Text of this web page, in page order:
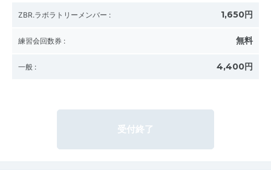
ZBR.ラボラトリーメンバー : 1,650円
練習会回数券 : 無料
一般 : 4,400円
受付終了